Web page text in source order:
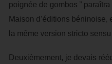
poignée de gombos ”
Maison d’éditions
la même version stricto
Deuxièmement, je devais